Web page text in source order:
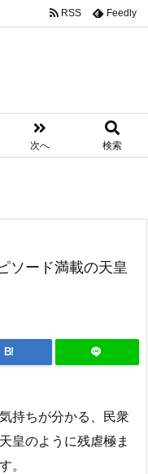
次へ 検索
RSS Feedly
ソード満載の天皇
B!
持ちが分かる、民衆
皇のように残虐極ま
。